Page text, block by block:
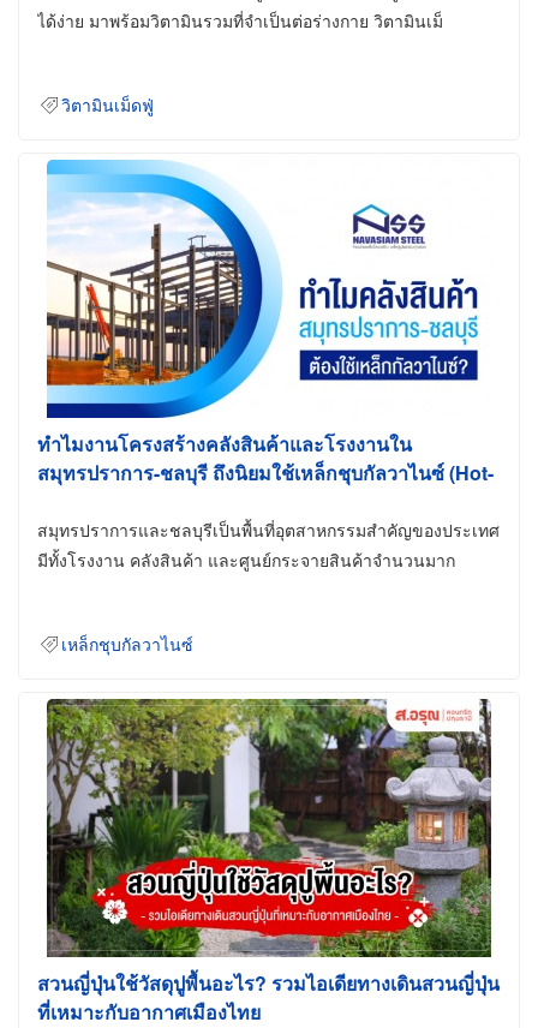
ได้ง่าย มาพร้อมวิตามินรวมที่จำเป็นต่อร่างกาย วิตามินเม็
วิตามินเม็ดฟู่
ทำไมงานโครงสร้างคลังสินค้าและโรงงานใน
สมุทรปราการ-ชลบุรี ถึงนิยมใช้เหล็กชุบกัลวาไนซ์ (Hot-
สมุทรปราการและชลบุรีเป็นพื้นที่อุตสาหกรรมสำคัญของประเทศ
มีทั้งโรงงาน คลังสินค้า และศูนย์กระจายสินค้าจำนวนมาก
เหล็กชุบกัลวาไนซ์
สวนญี่ปุ่นใช้วัสดุปูพื้นอะไร? รวมไอเดียทางเดินสวนญี่ปุ่น
ที่เหมาะกับอากาศเมืองไทย